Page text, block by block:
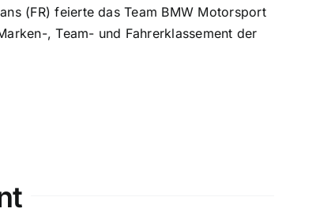
(FR) feierte das Team BMW Motorsport
, Team- und Fahrerklassement der